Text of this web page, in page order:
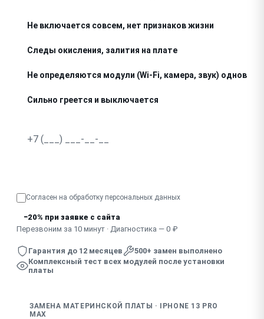
Не включается совсем, нет признаков жизни
Следы окисления, залития на плате
Не определяются модули (Wi-Fi, камера, звук)
Сильно греется и выключается
Согласен на обработку персональных данных
−20% при заявке с сайта
Перезвоним за 10 минут · Диагностика — 0 ₽
Гарантия до 12 месяцев
500+ замен выполнено
Комплексный тест всех модулей после установки
платы
ЗАМЕНА МАТЕРИНСКОЙ ПЛАТЫ · IPHONE 13 PRO
MAX